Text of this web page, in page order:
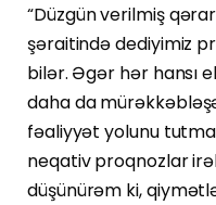
“Düzgün verilmiş
şəraitində dediyimiz
bilər. Əgər hər hansı
daha da
fəaliyyət yolunu
neqativ proqnozlar
düşünürəm ki,